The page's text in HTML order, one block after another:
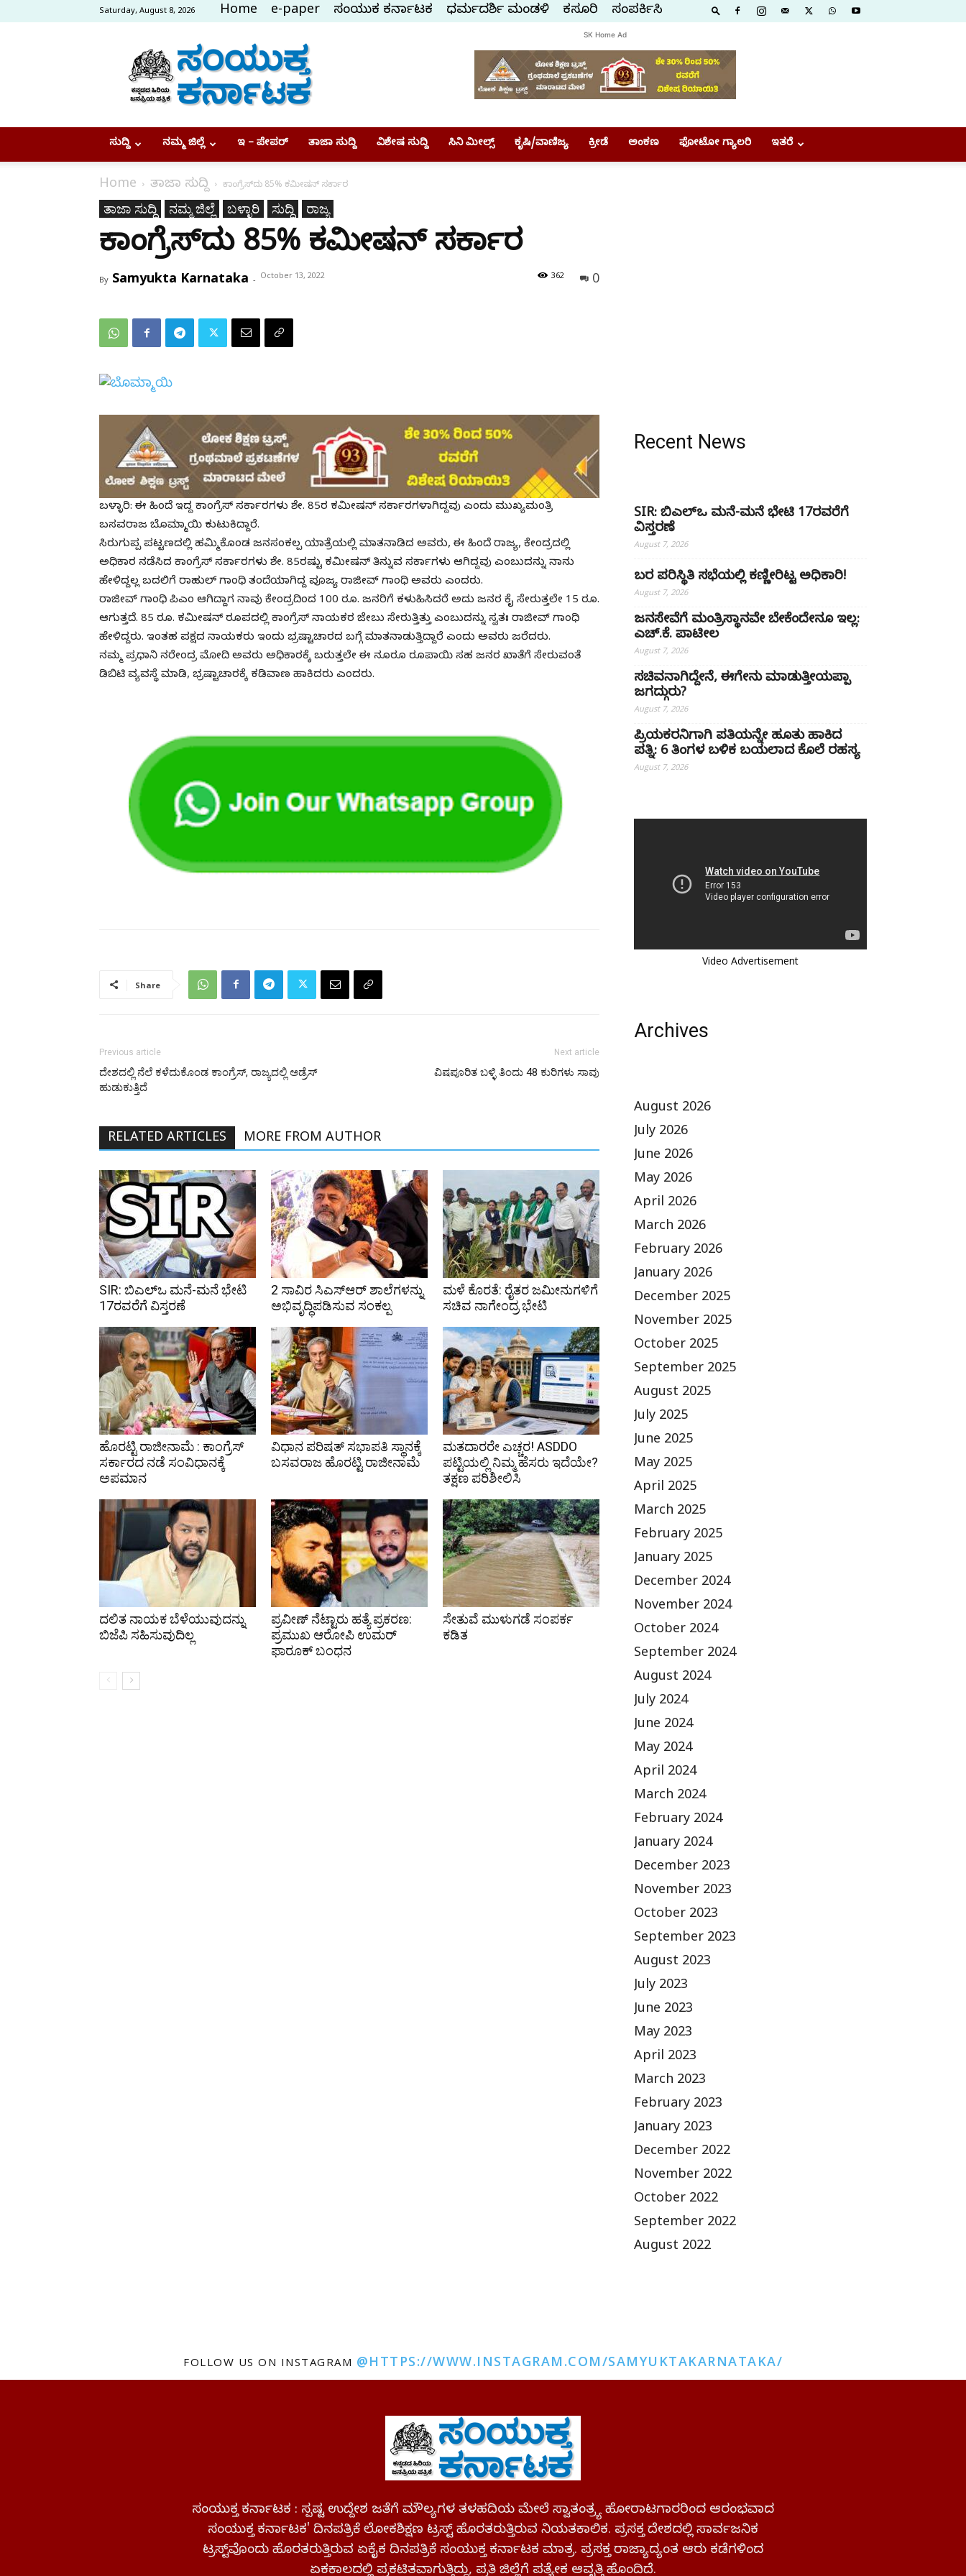
Saturday, August 8, 2026 Home e-paper ಸಂಯುಕ್ತ ಕರ್ನಾಟಕ ಧರ್ಮದರ್ಶಿ ಮಂಡಳಿ ಕಸ್ತೂರಿ ಸಂಪರ್ಕಿಸಿ
Samyukta
Karnataka
SK Home Ad
ಸುದ್ದಿ ನಮ್ಮ ಜಿಲ್ಲೆ ಇ – ಪೇಪರ್ ತಾಜಾ ಸುದ್ದಿ ವಿಶೇಷ ಸುದ್ದಿ ಸಿನಿ ಮೀಲ್ಸ್ ಕೃಷಿ/ವಾಣಿಜ್ಯ ಕ್ರೀಡೆ ಅಂಕಣ ಫೋಟೋ ಗ್ಯಾಲರಿ ಇತರೆ
Home ತಾಜಾ ಸುದ್ದಿ ಕಾಂಗ್ರೆಸ್‌ದು 85% ಕಮೀಷನ್ ಸರ್ಕಾರ
ತಾಜಾ ಸುದ್ದಿ ನಮ್ಮ ಜಿಲ್ಲೆ ಬಳ್ಳಾರಿ ಸುದ್ದಿ ರಾಜ್ಯ
ಕಾಂಗ್ರೆಸ್‌ದು 85% ಕಮೀಷನ್ ಸರ್ಕಾರ
By Samyukta Karnataka - October 13, 2022 0
362
ಬಳ್ಳಾರಿ: ಈ ಹಿಂದೆ ಇದ್ದ ಕಾಂಗ್ರೆಸ್ ಸರ್ಕಾರಗಳು ಶೇ. 85ರ ಕಮೀಷನ್ ಸರ್ಕಾರಗಳಾಗಿದ್ದವು ಎಂದು ಮುಖ್ಯಮಂತ್ರಿ
ಬಸವರಾಜ ಬೊಮ್ಮಾಯಿ ಕುಟುಕಿದ್ದಾರೆ.
ಸಿರುಗುಪ್ಪ ಪಟ್ಟಣದಲ್ಲಿ ಹಮ್ಮಿಕೊಂಡ ಜನಸಂಕಲ್ಪ ಯಾತ್ರೆಯಲ್ಲಿ ಮಾತನಾಡಿದ ಅವರು, ಈ ಹಿಂದೆ ರಾಜ್ಯ, ಕೇಂದ್ರದಲ್ಲಿ
ಅಧಿಕಾರ ನಡೆಸಿದ ಕಾಂಗ್ರೆಸ್ ಸರ್ಕಾರಗಳು ಶೇ. 85ರಷ್ಟು ಕಮೀಷನ್ ತಿನ್ನುವ ಸರ್ಕಾಗಳು ಆಗಿದ್ದವು ಎಂಬುದನ್ನು ನಾನು
ಹೇಳಿದ್ದಲ್ಲ ಬದಲಿಗೆ ರಾಹುಲ್ ಗಾಂಧಿ ತಂದೆಯಾಗಿದ್ದ ಪೂಜ್ಯ ರಾಜೀವ್ ಗಾಂಧಿ ಅವರು ಎಂದರು.
ರಾಜೀವ್ ಗಾಂಧಿ ಪಿಎಂ ಆಗಿದ್ದಾಗ ನಾವು ಕೇಂದ್ರದಿಂದ 100 ರೂ. ಜನರಿಗೆ ಕಳುಹಿಸಿದರೆ ಅದು ಜನರ ಕೈ ಸೇರುತ್ತಲೇ 15 ರೂ.
ಆಗುತ್ತದೆ. 85 ರೂ. ಕಮೀಷನ್ ರೂಪದಲ್ಲಿ ಕಾಂಗ್ರೆಸ್ ನಾಯಕರ ಜೇಬು ಸೇರುತ್ತಿತ್ತು ಎಂಬುದನ್ನು ಸ್ವತಃ ರಾಜೀವ್ ಗಾಂಧಿ
ಹೇಳಿದ್ದರು. ಇಂತಹ ಪಕ್ಷದ ನಾಯಕರು ಇಂದು ಭ್ರಷ್ಟಾಚಾರದ ಬಗ್ಗೆ ಮಾತನಾಡುತ್ತಿದ್ದಾರೆ ಎಂದು ಅವರು ಜರೆದರು.
ನಮ್ಮ ಪ್ರಧಾನಿ ನರೇಂದ್ರ ಮೋದಿ ಅವರು ಅಧಿಕಾರಕ್ಕೆ ಬರುತ್ತಲೇ ಈ ನೂರೂ ರೂಪಾಯಿ ಸಹ ಜನರ ಖಾತೆಗೆ ಸೇರುವಂತೆ
ಡಿಬಿಟಿ ವ್ಯವಸ್ಥೆ ಮಾಡಿ, ಭ್ರಷ್ಟಾಚಾರಕ್ಕೆ ಕಡಿವಾಣ ಹಾಕಿದರು ಎಂದರು.
Share
Previous article
ದೇಶದಲ್ಲಿ ನೆಲೆ ಕಳೆದುಕೊಂಡ ಕಾಂಗ್ರೆಸ್‌, ರಾಜ್ಯದಲ್ಲಿ ಅಡ್ರೆಸ್
ಹುಡುಕುತ್ತಿದೆ
Next article
ವಿಷಪೂರಿತ ಬಳ್ಳಿ ತಿಂದು 48 ಕುರಿಗಳು ಸಾವು
RELATED ARTICLES MORE FROM AUTHOR
SIR: ಬಿಎಲ್ಒ ಮನೆ-ಮನೆ ಭೇಟಿ
17ರವರೆಗೆ ವಿಸ್ತರಣೆ
2 ಸಾವಿರ ಸಿಎಸ್‌ಆರ್ ಶಾಲೆಗಳನ್ನು
ಅಭಿವೃದ್ಧಿಪಡಿಸುವ ಸಂಕಲ್ಪ
ಮಳೆ ಕೊರತೆ: ರೈತರ ಜಮೀನುಗಳಿಗೆ
ಸಚಿವ ನಾಗೇಂದ್ರ ಭೇಟಿ
ಹೊರಟ್ಟಿ ರಾಜೀನಾಮೆ : ಕಾಂಗ್ರೆಸ್
ಸರ್ಕಾರದ ನಡೆ ಸಂವಿಧಾನಕ್ಕೆ
ಅಪಮಾನ
ವಿಧಾನ ಪರಿಷತ್ ಸಭಾಪತಿ ಸ್ಥಾನಕ್ಕೆ
ಬಸವರಾಜ ಹೊರಟ್ಟಿ ರಾಜೀನಾಮೆ
ಮತದಾರರೇ ಎಚ್ಚರ! ASDDO
ಪಟ್ಟಿಯಲ್ಲಿ ನಿಮ್ಮ ಹೆಸರು ಇದೆಯೇ?
ತಕ್ಷಣ ಪರಿಶೀಲಿಸಿ
ದಲಿತ ನಾಯಕ ಬೆಳೆಯುವುದನ್ನು
ಬಿಜೆಪಿ ಸಹಿಸುವುದಿಲ್ಲ
ಪ್ರವೀಣ್ ನೆಟ್ಟಾರು ಹತ್ಯೆ ಪ್ರಕರಣ:
ಪ್ರಮುಖ ಆರೋಪಿ ಉಮರ್
ಫಾರೂಕ್ ಬಂಧನ
ಸೇತುವೆ ಮುಳುಗಡೆ ಸಂಪರ್ಕ
ಕಡಿತ
Recent News
SIR: ಬಿಎಲ್ಒ ಮನೆ-ಮನೆ ಭೇಟಿ 17ರವರೆಗೆ
ವಿಸ್ತರಣೆ
August 7, 2026
ಬರ ಪರಿಸ್ಥಿತಿ ಸಭೆಯಲ್ಲಿ ಕಣ್ಣೀರಿಟ್ಟ ಅಧಿಕಾರಿ!
August 7, 2026
ಜನಸೇವೆಗೆ ಮಂತ್ರಿಸ್ಥಾನವೇ ಬೇಕೆಂದೇನೂ ಇಲ್ಲ:
ಎಚ್‌.ಕೆ. ಪಾಟೀಲ
August 7, 2026
ಸಚಿವನಾಗಿದ್ದೇನೆ, ಈಗೇನು ಮಾಡುತ್ತೀಯಪ್ಪಾ
ಜಗದ್ಗುರು?
August 7, 2026
ಪ್ರಿಯಕರನಿಗಾಗಿ ಪತಿಯನ್ನೇ ಹೂತು ಹಾಕಿದ
ಪತ್ನಿ: 6 ತಿಂಗಳ ಬಳಿಕ ಬಯಲಾದ ಕೊಲೆ ರಹಸ್ಯ
August 7, 2026
Video Advertisement
Archives
August 2026
July 2026
June 2026
May 2026
April 2026
March 2026
February 2026
January 2026
December 2025
November 2025
October 2025
September 2025
August 2025
July 2025
June 2025
May 2025
April 2025
March 2025
February 2025
January 2025
December 2024
November 2024
October 2024
September 2024
August 2024
July 2024
June 2024
May 2024
April 2024
March 2024
February 2024
January 2024
December 2023
November 2023
October 2023
September 2023
August 2023
July 2023
June 2023
May 2023
April 2023
March 2023
February 2023
January 2023
December 2022
November 2022
October 2022
September 2022
August 2022
FOLLOW US ON INSTAGRAM @HTTPS://WWW.INSTAGRAM.COM/SAMYUKTAKARNATAKA/
ಸಂಯುಕ್ತ ಕರ್ನಾಟಕ : ಸ್ಪಷ್ಟ ಉದ್ದೇಶ ಜತೆಗೆ ಮೌಲ್ಯಗಳ ತಳಹದಿಯ ಮೇಲೆ ಸ್ವಾತಂತ್ರ್ಯ ಹೋರಾಟಗಾರರಿಂದ ಆರಂಭವಾದ
ಸಂಯುಕ್ತ ಕರ್ನಾಟಕ' ದಿನಪತ್ರಿಕೆ ಲೋಕಶಿಕ್ಷಣ ಟ್ರಸ್ಟ್ ಹೊರತರುತ್ತಿರುವ ನಿಯತಕಾಲಿಕ. ಪ್ರಸಕ್ತ ದೇಶದಲ್ಲಿ ಸಾರ್ವಜನಿಕ
ಟ್ರಸ್ಟ್‌ವೊಂದು ಹೊರತರುತ್ತಿರುವ ಏಕೈಕ ದಿನಪತ್ರಿಕೆ ಸಂಯುಕ್ತ ಕರ್ನಾಟಕ ಮಾತ್ರ. ಪ್ರಸಕ್ತ ರಾಜ್ಯಾದ್ಯಂತ ಆರು ಕಡೆಗಳಿಂದ
ಏಕಕಾಲದಲ್ಲಿ ಪ್ರಕಟಿತವಾಗುತ್ತಿದ್ದು, ಪ್ರತಿ ಜಿಲ್ಲೆಗೆ ಪತ್ಯೇಕ ಆವೃತ್ತಿ ಹೊಂದಿದೆ.